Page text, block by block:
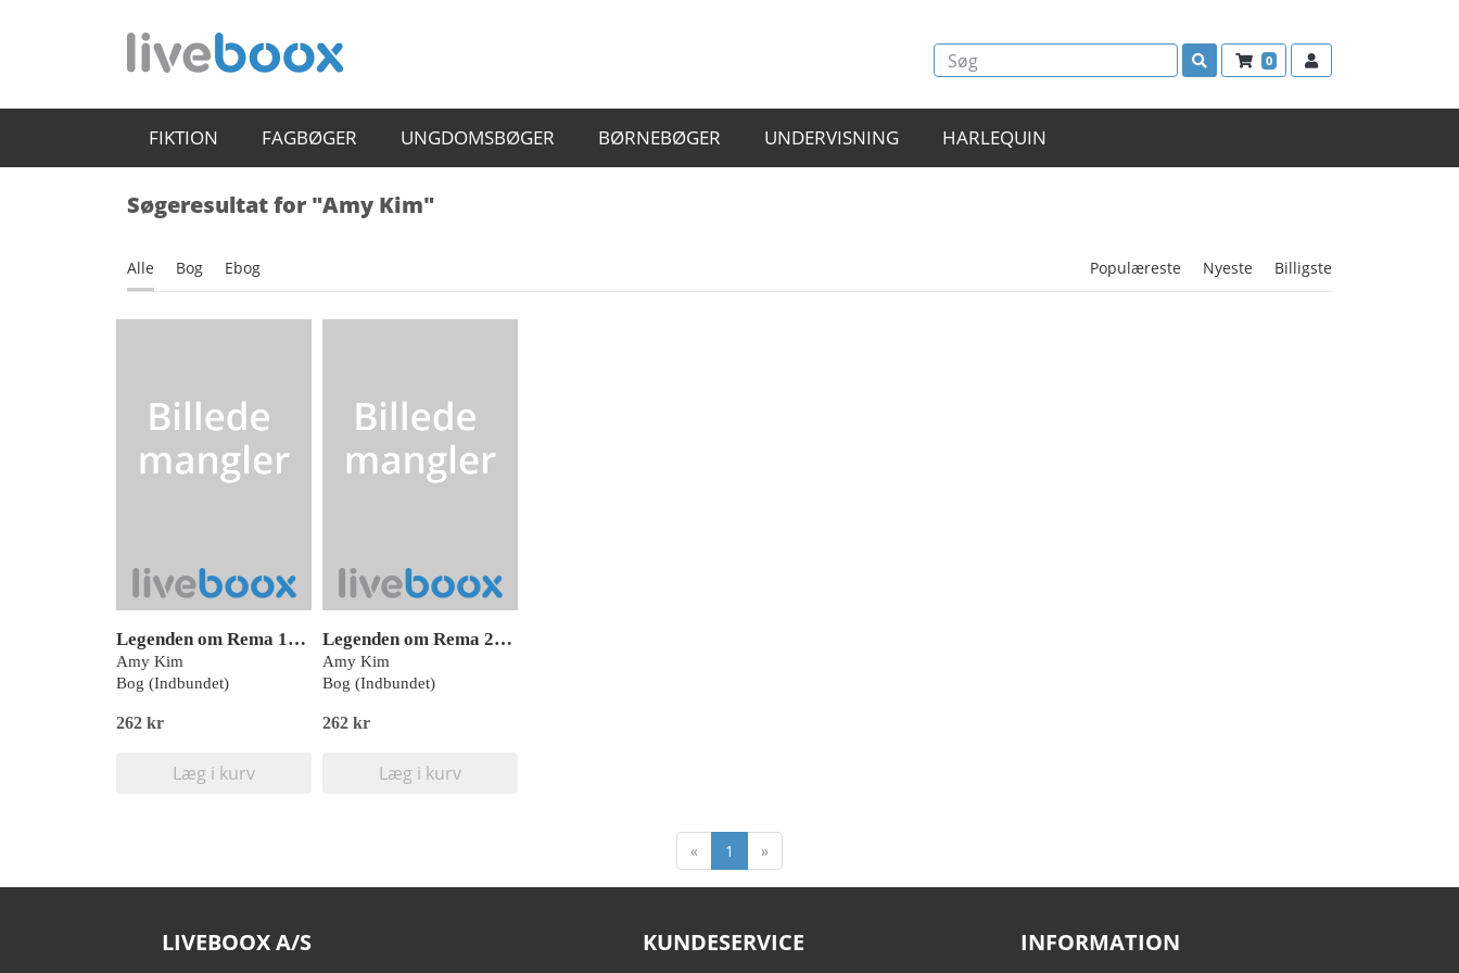
0
FIKTION FAGBØGER UNGDOMSBØGER BØRNEBØGER UNDERVISNING HARLEQUIN
Søgeresultat for "Amy Kim"
Alle Bog Ebog Populæreste Nyeste Billigste
Legenden om Rema 1: Den blå tåges rige
Amy Kim
Bog (Indbundet)
262 kr
Læg i kurv
Legenden om Rema 2: Vandets rige
Amy Kim
Bog (Indbundet)
262 kr
Læg i kurv
« 1 »
LIVEBOOX A/S KUNDESERVICE INFORMATION